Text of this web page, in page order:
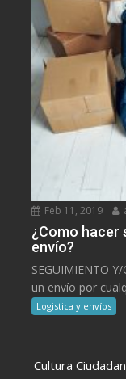
Feb 11, 2019
¿Como hacer
envío?
SEGUIMIENTO
un envío por
Logistica y envíos
Cultura